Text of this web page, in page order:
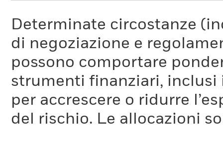
Determinate circostanze
di negoziazione e
possono comportare
strumenti finanziari, inclusi
per accrescere o ridurre
del rischio. Le allocazioni